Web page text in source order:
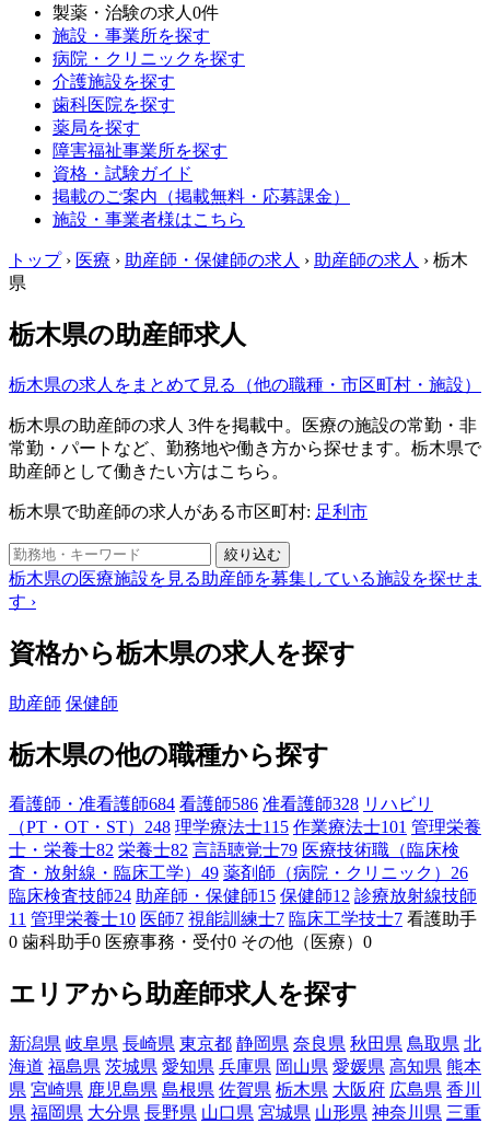
製薬・治験の求人 0件
施設・事業所を探す
病院・クリニックを探す
介護施設を探す
歯科医院を探す
薬局を探す
障害福祉事業所を探す
資格・試験ガイド
掲載のご案内（掲載無料・応募課金）
施設・事業者様はこちら
トップ › 医療 › 助産師・保健師の求人 › 助産師の求人 › 栃木
県
栃木県の助産師求人
栃木県の求人をまとめて見る（他の職種・市区町村・施設）
栃木県の助産師の求人 3件を掲載中。医療の施設の常勤・非
常勤・パートなど、勤務地や働き方から探せます。栃木県で
助産師として働きたい方はこちら。
栃木県で助産師の求人がある市区町村: 足利市
絞り込む
栃木県の医療施設を見る 助産師を募集している施設を探せま
す ›
資格から栃木県の求人を探す
助産師 保健師
栃木県の他の職種から探す
看護師・准看護師684 看護師586 准看護師328 リハビリ
（PT・OT・ST） 248 理学療法士115 作業療法士101 管理栄養
士・栄養士82 栄養士82 言語聴覚士79 医療技術職（臨床検
査・放射線・臨床工学） 49 薬剤師（病院・クリニック） 26
臨床検査技師24 助産師・保健師15 保健師12 診療放射線技師
11 管理栄養士10 医師7 視能訓練士7 臨床工学技士7 看護助手
0 歯科助手0 医療事務・受付0 その他（医療） 0
エリアから助産師求人を探す
新潟県 岐阜県 長崎県 東京都 静岡県 奈良県 秋田県 鳥取県 北
海道 福島県 茨城県 愛知県 兵庫県 岡山県 愛媛県 高知県 熊本
県 宮崎県 鹿児島県 島根県 佐賀県 栃木県 大阪府 広島県 香川
県 福岡県 大分県 長野県 山口県 宮城県 山形県 神奈川県 三重